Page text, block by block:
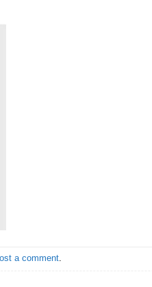
a comment